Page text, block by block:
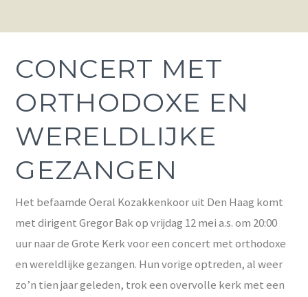
CONCERT MET
ORTHODOXE EN
WERELDLIJKE
GEZANGEN
Het befaamde Oeral Kozakkenkoor uit Den Haag komt
met dirigent Gregor Bak op vrijdag 12 mei a.s. om 20:00
uur naar de Grote Kerk voor een concert met orthodoxe
en wereldlijke gezangen. Hun vorige optreden, al weer
zo’n tien jaar geleden, trok een overvolle kerk met een